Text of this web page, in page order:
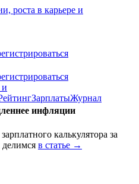
роста в карьере и
ЗарплатыЖурнал
инфляции
калькулятора за
делимся в статье →